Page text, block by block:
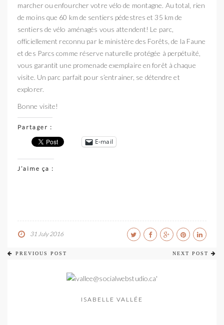
marcher ou enfourcher votre vélo de montagne. Au total, rien
de moins que 60 km de sentiers pédestres et 35 km de
sentiers de vélo aménagés vous attendent! Le parc,
officiellement reconnu par le ministère des Forêts, de la Faune
et des Parcs comme réserve naturelle protégée à perpétuité,
vous garantit une promenade exemplaire en forêt à chaque
visite. Un parc parfait pour s’entrainer, se détendre et
explorer.
Bonne visite!
Partager :
E-mail
J’aime ça :
31 July 2016
PREVIOUS POST NEXT POST
ISABELLE VALLÉE